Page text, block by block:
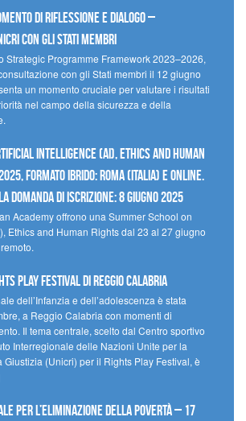
di riflessione e dialogo –
con gli Stati membri
Strategic Programme Framework 2023–2026,
con gli Stati membri il 12 giugno
un momento cruciale per valutare i risultati
nel campo della sicurezza e della
Intelligence (AI), Ethics and Human
Formato Ibrido: Roma (Italia) e online.
domanda di iscrizione: 8 giugno 2025
Academy offrono una Summer School on
Ethics and Human Rights dal 23 al 27 giugno
Play Festival di Reggio Calabria
dell’Infanzia e dell’adolescenza è stata
a Reggio Calabria con momenti di
Il tema centrale, scelto dal Centro sportivo
Interregionale delle Nazioni Unite per la
(Unicri) per il Rights Play Festival, è
per l’eliminazione della povertà – 17